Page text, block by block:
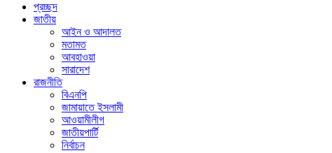
প্রচ্ছদ
জাতীয়
আইন ও আদালত
মতামত
আবহাওয়া
সারাদেশ
রাজনীতি
বিএনপি
জামায়াতে ইসলামী
আওয়ামীলীগ
জাতীয়পার্টি
নির্বাচন